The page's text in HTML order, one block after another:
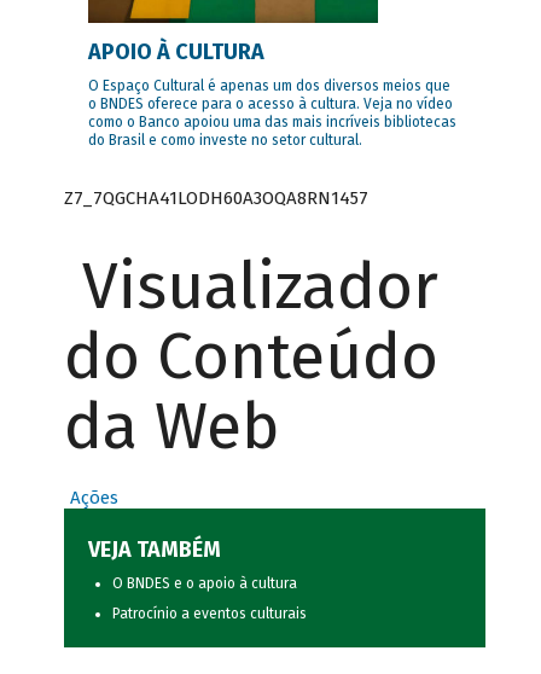
APOIO À CULTURA
O Espaço Cultural é apenas um dos diversos meios que
o BNDES oferece para o acesso à cultura. Veja no vídeo
como o Banco apoiou uma das mais incríveis bibliotecas
do Brasil e como investe no setor cultural.
Z7_7QGCHA41LODH60A3OQA8RN1457
Visualizador
do Conteúdo
da Web
Ações
VEJA TAMBÉM
O BNDES e o apoio à cultura
Patrocínio a eventos culturais